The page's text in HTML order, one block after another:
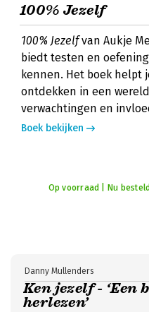
100% Jezelf
100% Jezelfvan Aukje
biedt testen en
kennen. Het boek helpt
ontdekken in een
verwachtingen en
Boek bekijken
Op voorraad | Nu
Ken jezelf - ‘Een
herlezen’
Danny Mullenders